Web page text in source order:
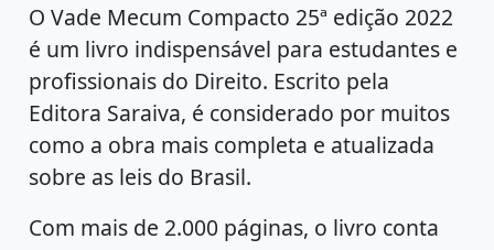
O Vade Mecum Compacto 25ª edição 2022
é um livro indispensável para estudantes e
profissionais do Direito. Escrito pela
Editora Saraiva, é considerado por muitos
como a obra mais completa e atualizada
sobre as leis do Brasil.
Com mais de 2.000 páginas, o livro conta